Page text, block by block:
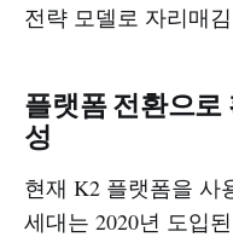
전략 모델로 자리매
플랫폼 전환으로
성
현재 K2 플랫폼을 사
세대는 2020년 도입